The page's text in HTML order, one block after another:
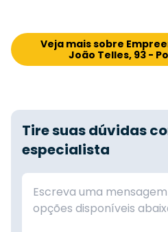
Veja mais sobre
João Telles, 93 -
Tire suas dúvidas
especialista